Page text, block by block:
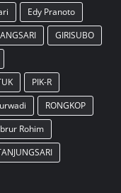
Edy Pranoto
GIRISUBO
PIK-R
RONGKOP
Rohim